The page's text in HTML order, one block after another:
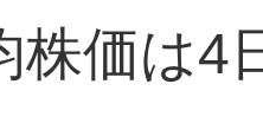
株価は4